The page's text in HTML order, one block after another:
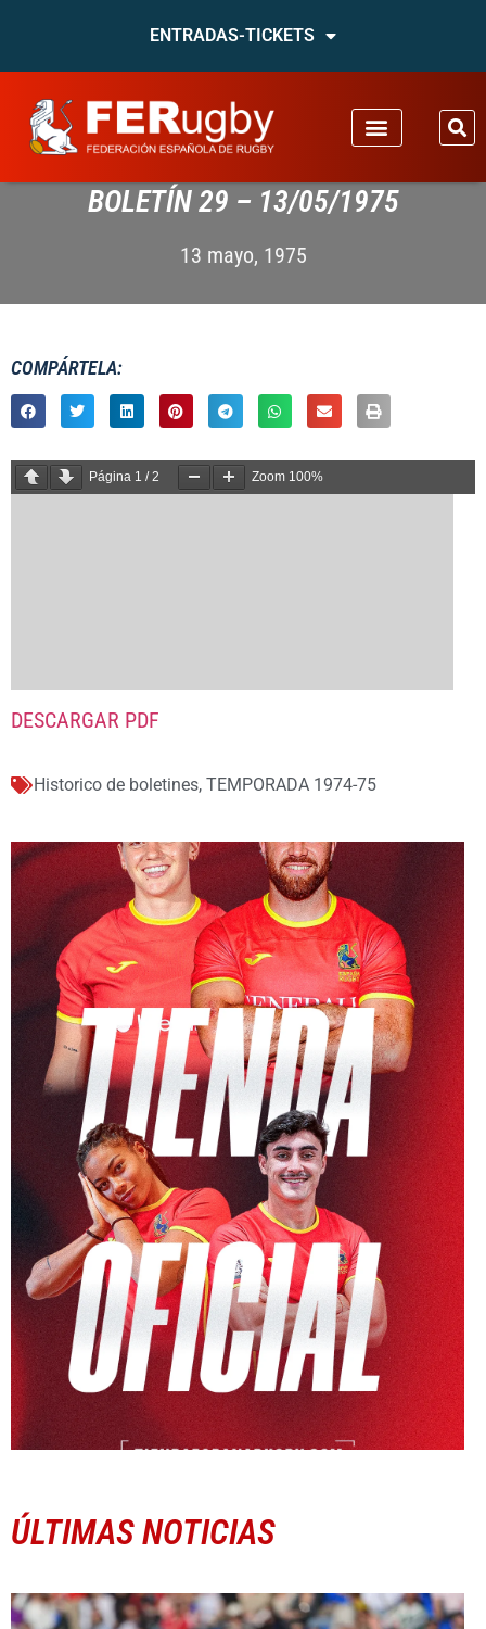
ENTRADAS-TICKETS
BOLETÍN 29 – 13/05/1975
13 mayo, 1975
COMPÁRTELA:
Página 1 /2 Zoom 100%
DESCARGAR PDF
Historico de boletines, TEMPORADA 1974-75
ÚLTIMAS NOTICIAS